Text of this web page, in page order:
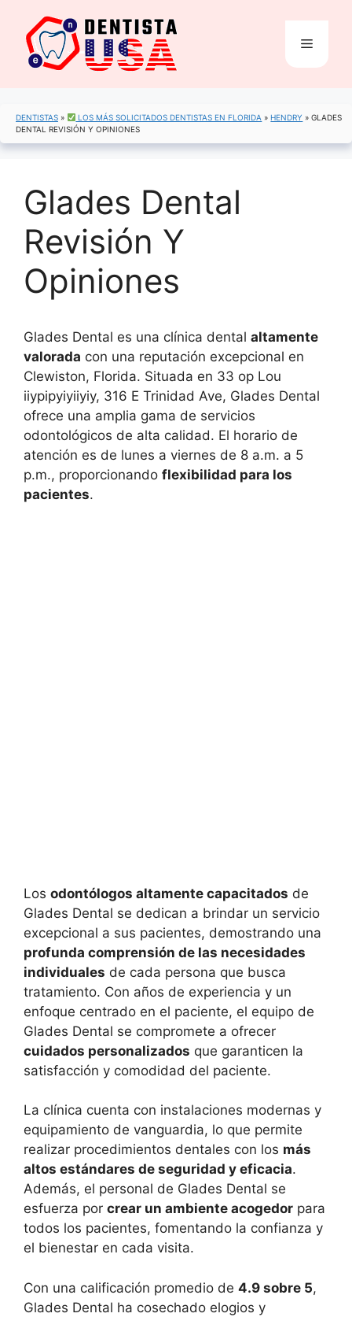
contenido
Menú
DENTISTAS » LOS MÁS SOLICITADOS DENTISTAS EN FLORIDA »HENDRY »GLADES
DENTAL REVISIÓN Y OPINIONES
Glades Dental
Revisión Y
Opiniones
Glades Dental es una clínica dental altamente
valorada con una reputación excepcional en
Clewiston, Florida. Situada en 33 op Lou
iiypipyiyiiyiy, 316 E Trinidad Ave, Glades Dental
ofrece una amplia gama de servicios
odontológicos de alta calidad. El horario de
atención es de lunes a viernes de 8 a.m. a 5
p.m., proporcionando flexibilidad para los
pacientes.
Los odontólogos altamente capacitados de
Glades Dental se dedican a brindar un servicio
excepcional a sus pacientes, demostrando una
profunda comprensión de las necesidades
individuales de cada persona que busca
tratamiento. Con años de experiencia y un
enfoque centrado en el paciente, el equipo de
Glades Dental se compromete a ofrecer
cuidados personalizados que garanticen la
satisfacción y comodidad del paciente.
La clínica cuenta con instalaciones modernas y
equipamiento de vanguardia, lo que permite
realizar procedimientos dentales con los más
altos estándares de seguridad y eficacia.
Además, el personal de Glades Dental se
esfuerza por crear un ambiente acogedor para
todos los pacientes, fomentando la confianza y
el bienestar en cada visita.
Con una calificación promedio de 4.9 sobre 5,
Glades Dental ha cosechado elogios y